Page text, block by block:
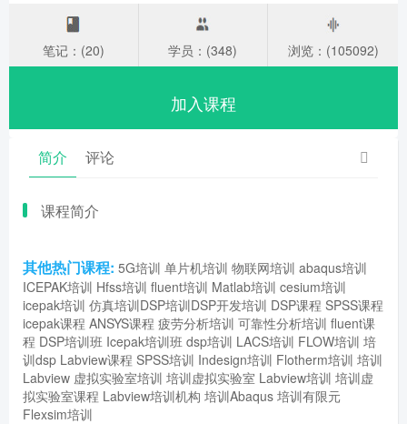
笔记：(20) 学员：(348) 浏览：(105092)
加入课程
简介 评论
课程简介
其他热门课程: 5G培训 单片机培训 物联网培训 abaqus培训
ICEPAK培训 Hfss培训 fluent培训 Matlab培训 cesium培训
icepak培训 仿真培训DSP培训DSP开发培训 DSP课程 SPSS课程
icepak课程 ANSYS课程 疲劳分析培训 可靠性分析培训 fluent课
程 DSP培训班 Icepak培训班 dsp培训 LACS培训 FLOW培训 培
训dsp Labview课程 SPSS培训 Indesign培训 Flotherm培训 培训
Labview 虚拟实验室培训 培训虚拟实验室 Labview培训 培训虚
拟实验室课程 Labview培训机构 培训Abaqus 培训有限元
Flexsim培训